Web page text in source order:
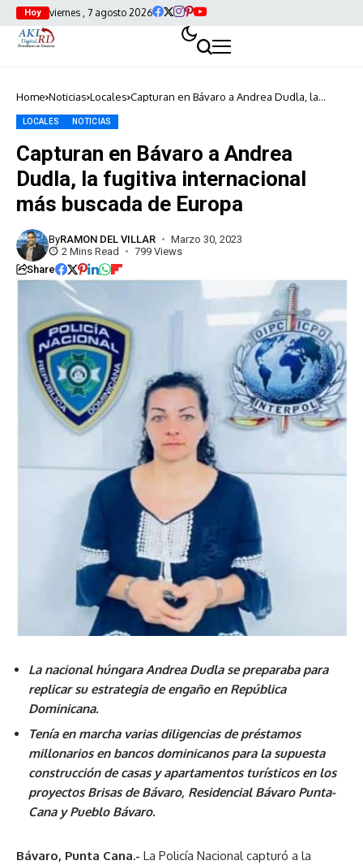
Hoy viernes , 7 agosto 2026
Home Noticias Locales Capturan en Bávaro a Andrea Dudla, la
LOCALES NOTICIAS
Capturan en Bávaro a Andrea
Dudla, la fugitiva internacional
más buscada de Europa
ByRAMON DEL VILLAR
Marzo 30, 2023
2 Mins Read
799 Views
Share
La nacional húngara Andrea Dudla se preparaba para
replicar su estrategia de engaño en República
Dominicana.
Tenía en marcha varias diligencias de préstamos
millonarios en bancos dominicanos para la supuesta
construcción de casas y apartamentos turísticos en los
proyectos Brisas de Bávaro, Residencial Bávaro Punta-
Cana y Pueblo Bávaro.
Bávaro, Punta Cana.- La Policía Nacional capturó a la